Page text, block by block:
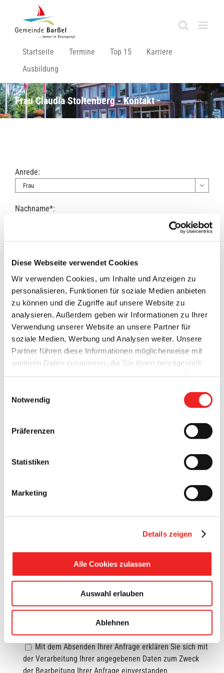
Diese Webseite verwendet Cookies
Wir verwenden Cookies, um Inhalte und Anzeigen zu
personalisieren, Funktionen für soziale Medien anbieten
zu können und die Zugriffe auf unsere Website zu
analysieren. Außerdem geben wir Informationen zu Ihrer
Verwendung unserer Website an unsere Partner für
soziale Medien, Werbung und Analysen weiter. Unsere
Partner führen diese Informationen möglicherweise mit
weiteren Daten zusammen, die Sie ihnen bereitgestellt
werden auch bei der Auswahl von
gesetzt.
Notwendig
Präferenzen
Statistiken
Marketing
Details zeigen
Alle Cookies zulassen
Auswahl erlauben
Ablehnen
springen
Startseite Termine Top 15
Karriere
Ausbildung
Frau Claudia Stoltenberg - Kontakt
Anrede:

Nachname*:
Straße, Hnr.:
PLZ:
Ort:
Telefon:
Fax:
Mit dem Absenden Ihrer Anfrage erklären Sie sich mit
der Verarbeitung Ihrer angegebenen Daten zum Zweck
der Bearbeitung Ihrer Anfrage einverstanden